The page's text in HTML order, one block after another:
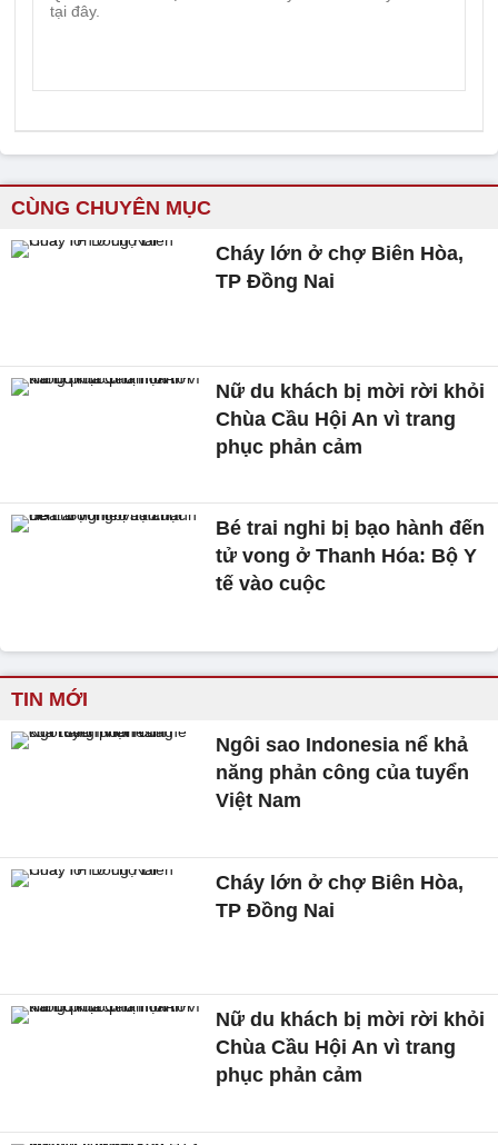
CÙNG CHUYÊN MỤC
Cháy lớn ở chợ Biên Hòa,
TP Đồng Nai
Nữ du khách bị mời rời khỏi
Chùa Cầu Hội An vì trang
phục phản cảm
Bé trai nghi bị bạo hành đến
tử vong ở Thanh Hóa: Bộ Y
tế vào cuộc
TIN MỚI
Ngôi sao Indonesia nể khả
năng phản công của tuyển
Việt Nam
Cháy lớn ở chợ Biên Hòa,
TP Đồng Nai
Nữ du khách bị mời rời khỏi
Chùa Cầu Hội An vì trang
phục phản cảm